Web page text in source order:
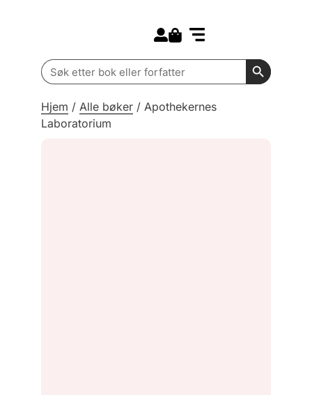
Search
for:
Search
Hjem / Alle bøker / Apothekernes
Laboratorium